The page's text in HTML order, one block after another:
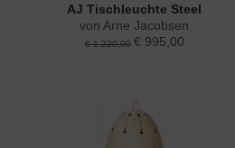
AJ Tischleuchte Steel
von Arne Jacobsen
€ 1.220,00 € 995,00